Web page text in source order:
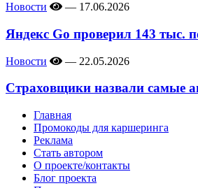
Новости — 17.06.2026
Яндекс Go проверил 143 тыс.
Новости — 22.05.2026
Страховщики назвали самые
Главная
Промокоды для каршеринга
Реклама
Стать автором
О проекте/контакты
Блог проекта